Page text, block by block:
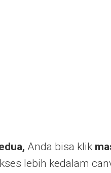
Anda bisa klik
lebih kedalam